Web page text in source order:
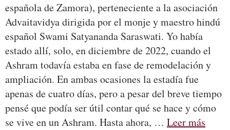
española de Zamora), perteneciente a la asociación
Advaitavidya dirigida por el monje y maestro hindú
español Swami Satyananda Saraswati. Yo había
estado allí, solo, en diciembre de 2022, cuando el
Ashram todavía estaba en fase de remodelación y
ampliación. En ambas ocasiones la estadía fue
apenas de cuatro días, pero a pesar del breve tiempo
pensé que podía ser útil contar qué se hace y cómo
se vive en un Ashram. Hasta ahora, … Leer más